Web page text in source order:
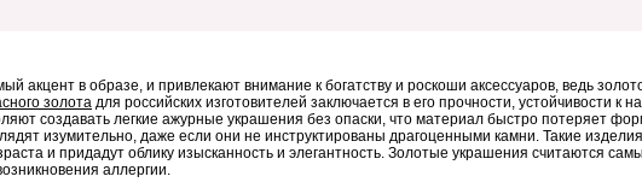
акцент в образе, и привлекают внимание к богатству и роскоши аксессуаров, ведь
золота для российских изготовителей заключается в его прочности, устойчивости к
создавать легкие ажурные украшения без опаски, что материал быстро потеряет
изумительно, даже если они не инструктированы драгоценными камни. Такие
и придадут облику изысканность и элегантность. Золотые украшения считаются
аллергии.